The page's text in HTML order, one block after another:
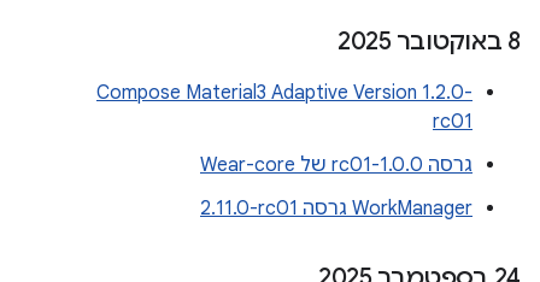
‫8 באוקטובר 2025
Compose Material3 Adaptive Version 1.2.0-
rc01
גרסה 1.0.0-rc01 של Wear-core
WorkManager גרסה ‎2.11.0-rc01